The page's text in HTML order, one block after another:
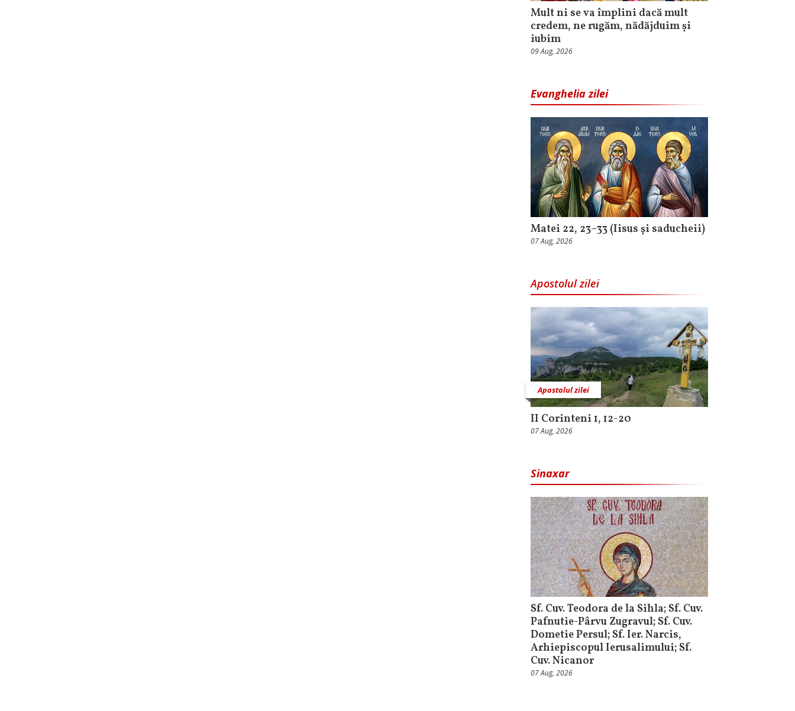
Mult ni se va împlini dacă mult
credem, ne rugăm, nădăjduim și
iubim
09 Aug, 2026
Evanghelia zilei
Matei 22, 23–33 (Iisus și saducheii)
07 Aug, 2026
Apostolul zilei
Apostolul zilei
II Corinteni 1, 12-20
07 Aug, 2026
Sinaxar
Sf. Cuv. Teodora de la Sihla; Sf. Cuv.
Pafnutie-Pârvu Zugravul; Sf. Cuv.
Dometie Persul; Sf. Ier. Narcis,
Arhiepiscopul Ierusalimului; Sf.
Cuv. Nicanor
07 Aug, 2026